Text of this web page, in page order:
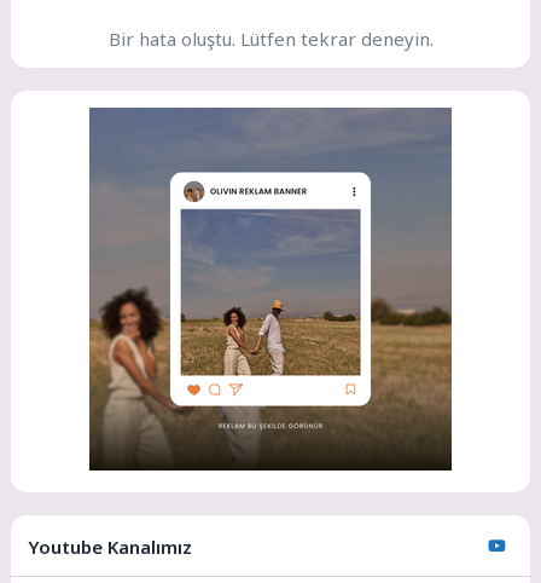
Bir hata oluştu. Lütfen tekrar deneyin.
Youtube Kanalımız